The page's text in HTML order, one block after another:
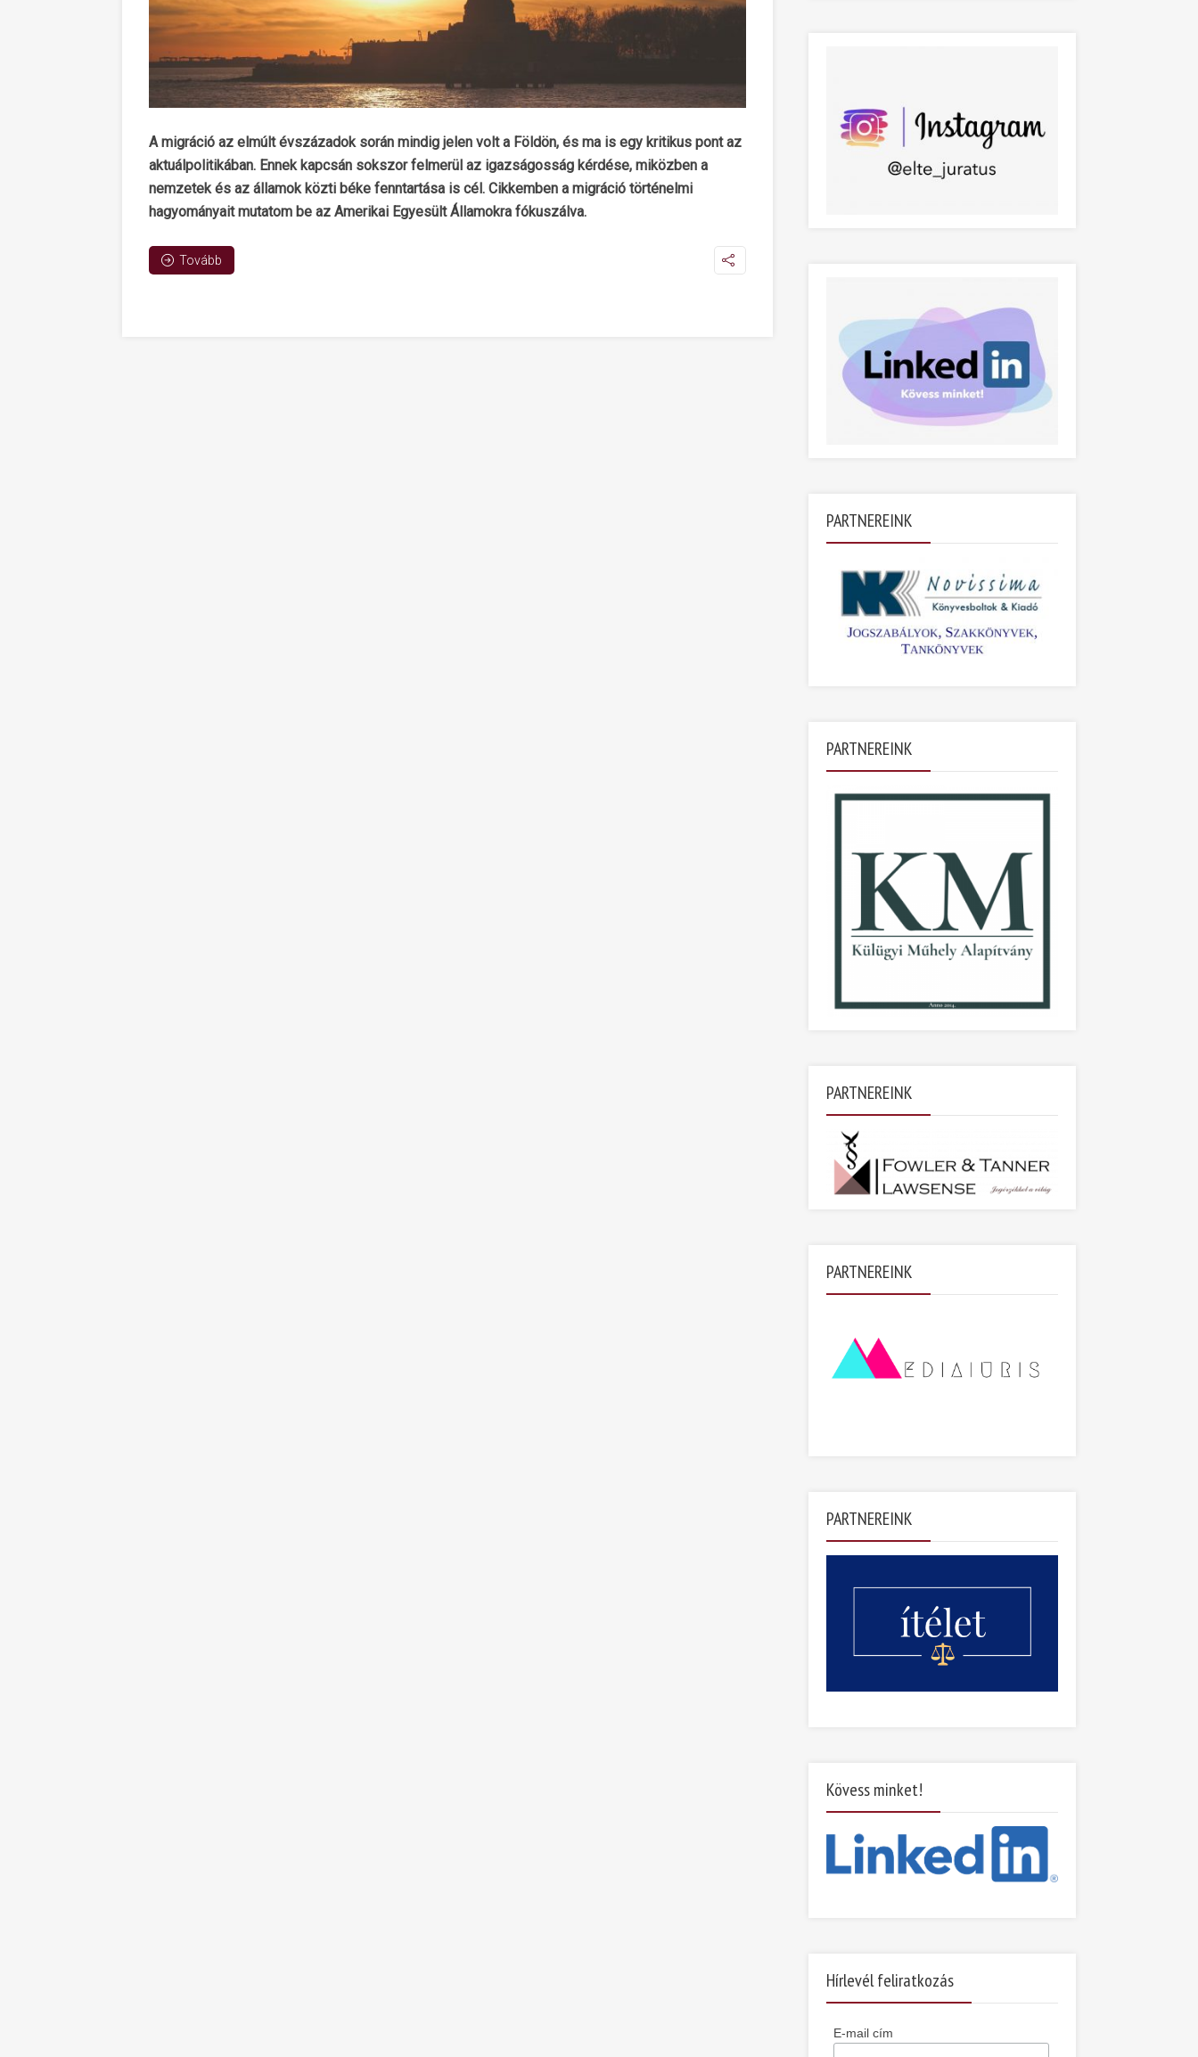
A migráció az elmúlt évszázadok során mindig jelen volt a Földön, és ma is egy kritikus pont az
aktuálpolitikában. Ennek kapcsán sokszor felmerül az igazságosság kérdése, miközben a
nemzetek és az államok közti béke fenntartása is cél. Cikkemben a migráció történelmi
hagyományait mutatom be az Amerikai Egyesült Államokra fókuszálva.
Tovább
PARTNEREINK
PARTNEREINK
PARTNEREINK
PARTNEREINK
PARTNEREINK
Kövess minket!
Hírlevél feliratkozás
E-mail cím